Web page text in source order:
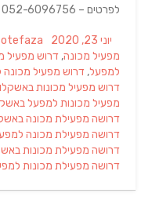
לפרטים – 052-6096756
Posted
on
יוני 23, 2020 Author
מפעיל מכונה, דרוש מפעיל
למפעל, דרוש מפעיל
דרוש מפעיל מכונות
מפעיל מכונות למפעל
דרושה מפעילת מכונה
דרושה מפעילת מכונה
דרושה מפעילת מכונות
דרושה מפעילת מכונות